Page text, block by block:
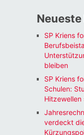
SP Kriens
bleiben
SP Kriens
Schulen:
Hitzewellen
verdeckt